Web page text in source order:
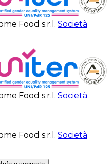
Food s.r.l. Società
Food s.r.l. Società
Food s.r.l. Società